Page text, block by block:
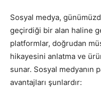
Sosyal medya,
geçirdiği bir alan haline
platformlar, doğrudan
hikayesini anlatma ve
sunar. Sosyal medyanın
avantajları şunlardır: